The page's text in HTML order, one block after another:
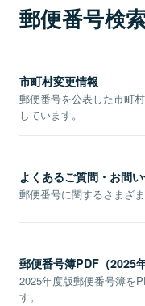
郵便番号検
市町村変更情報
郵便番号を公表した市町
しています。
よくあるご質問・お問
郵便番号に関するさまざ
郵便番号簿PDF（2025
2025年度版郵便番号簿を
す。